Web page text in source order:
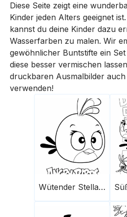
Diese Seite zeigt eine
Kinder jeden Alters geeignet
kannst du deine Kinder dazu
Wasserfarben zu malen. Wir
gewöhnlicher Buntstifte ein
diese besser vermischen
druckbaren Ausmalbilder
verwenden!
Wütender Stella Süße Vögel